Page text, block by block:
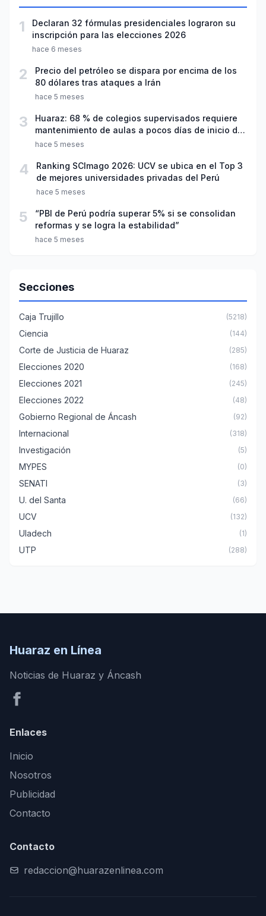
1
Declaran 32 fórmulas presidenciales lograron su
inscripción para las elecciones 2026
hace 6 meses
2
Precio del petróleo se dispara por encima de los
80 dólares tras ataques a Irán
hace 5 meses
3
Huaraz: 68 % de colegios supervisados requiere
mantenimiento de aulas a pocos días de inicio del
año escolar 2026
hace 5 meses
4
Ranking SCImago 2026: UCV se ubica en el Top 3
de mejores universidades privadas del Perú
hace 5 meses
5
“PBI de Perú podría superar 5% si se consolidan
reformas y se logra la estabilidad”
hace 5 meses
Secciones
Caja Trujillo (5218)
Ciencia (144)
Corte de Justicia de Huaraz (285)
Elecciones 2020 (168)
Elecciones 2021 (245)
Elecciones 2022 (48)
Gobierno Regional de Áncash (92)
Internacional (318)
Investigación (5)
MYPES (0)
SENATI (3)
U. del Santa (66)
UCV (132)
Uladech (1)
UTP (288)
Huaraz en Línea
Noticias de Huaraz y Áncash
Enlaces
Inicio
Nosotros
Publicidad
Contacto
Contacto
redaccion@huarazenlinea.com